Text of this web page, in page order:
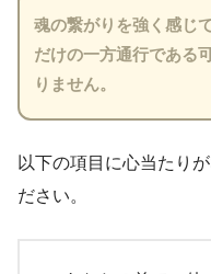
魂の繋がりを強く感じ
だけの一方通行である
りません。
以下の項目に心当たり
ださい。